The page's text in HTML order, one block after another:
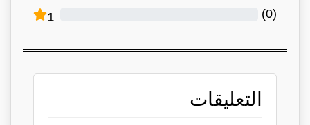
1 (
0
)
التعليقات